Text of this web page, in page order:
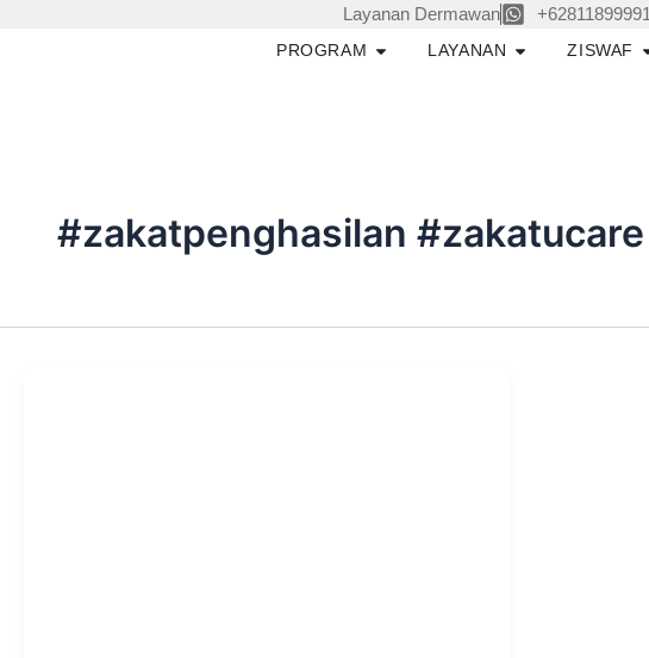
Layanan Dermawan
PROGRAM Open PROGRAM
LAYANAN Open ZISWAF
#zakatpenghasilan